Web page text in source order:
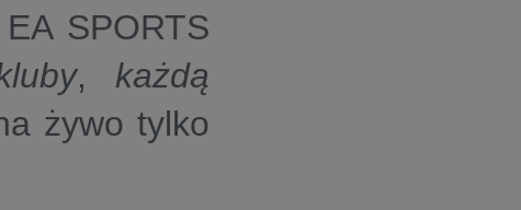
SPORTS
, każdą
żywo tylko